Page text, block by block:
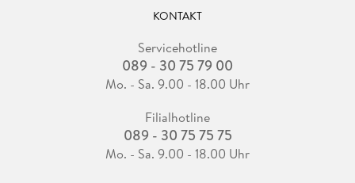
KONTAKT
Servicehotline
089 - 30 75 79 00
Mo. - Sa. 9.00 - 18.00 Uhr
Filialhotline
089 - 30 75 75 75
Mo. - Sa. 9.00 - 18.00 Uhr